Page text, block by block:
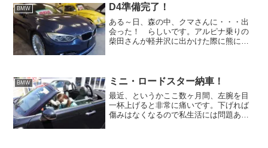
ペヤング派。UFOや一平...
BMW D4準備完了！
ある～日、森の中、クマさんに・・・出
会った！ らしいです。アルピナ乗りの
柴田さんが軽井沢に出かけた際に熊に出
の神山さんも趣味の登...
BMW ミニ・ロードスター納車！
最近、というかここ数ヶ月間、左腕を目
一杯上げると非常に痛いです。下げれば
傷みはなくなるので私生活には問題あり